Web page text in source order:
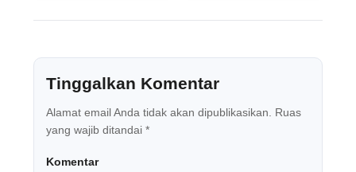
Tinggalkan Komentar
Alamat email Anda tidak akan dipublikasikan. Ruas
yang wajib ditandai *
Komentar